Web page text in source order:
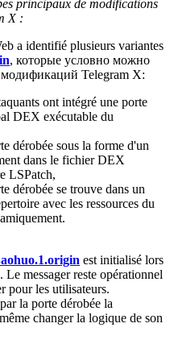
principaux de modifications
X :
a identifié plusieurs variantes
, которые условно можно
Telegram X:
ont intégré une porte
DEX exécutable du
dérobée sous la forme d'un
dans le fichier DEX
LSPatch,
dérobée se trouve dans un
avec les ressources du
est initialisé lors
messager reste opérationnel
pour les utilisateurs.
la porte dérobée la
changer la logique de son